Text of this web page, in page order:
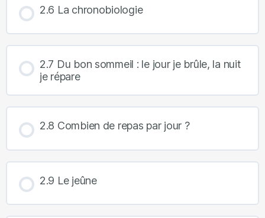
2.6 La chronobiologie
2.7 Du bon sommeil : le jour je brûle, la nuit
je répare
2.8 Combien de repas par jour ?
2.9 Le jeûne